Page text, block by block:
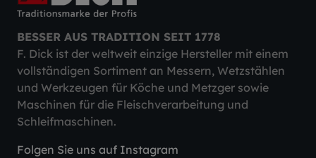
BESSER AUS TRADITION SEIT 1778
F. Dick ist der weltweit einzige Hersteller mit einem
vollständigen Sortiment an Messern, Wetzstählen
und Werkzeugen für Köche und Metzger sowie
Maschinen für die Fleischverarbeitung und
Schleifmaschinen.
Folgen Sie uns auf Instagram